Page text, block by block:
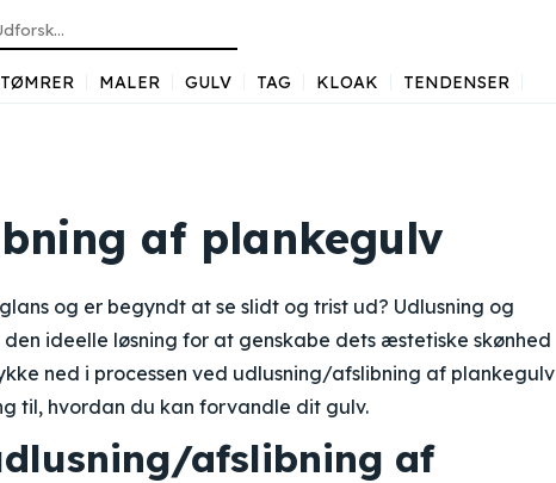
TØMRER MALER GULV TAG KLOAK TENDENSER
af plankegulv
og er begyndt at se slidt og trist ud? Udlusning og
ideelle løsning for at genskabe dets æstetiske skønhed
ned i processen ved udlusning/afslibning af plankegulv
til, hvordan du kan forvandle dit gulv.
afslibning af